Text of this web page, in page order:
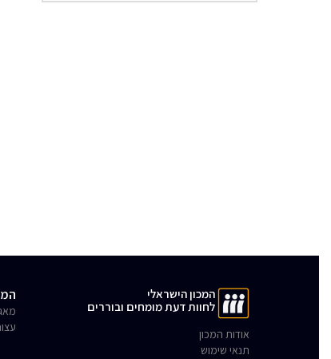
המכון הישראלי
לחוות דעת מומחים ובוררים
אודות המכון
תנאי שימוש